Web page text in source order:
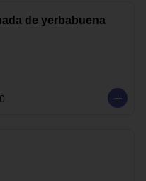
de yerbabuena